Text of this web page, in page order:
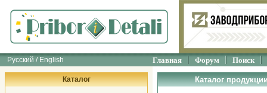
Русский / English Главная Форум Поиск
Каталог Каталог